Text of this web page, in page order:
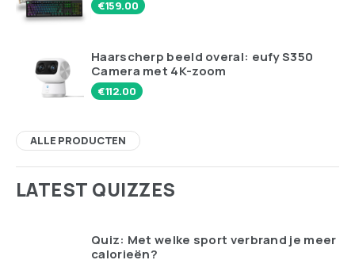
€159.00
Haarscherp beeld overal: eufy S350
Camera met 4K-zoom
€112.00
ALLE PRODUCTEN
LATEST QUIZZES
Quiz: Met welke sport verbrand je meer
calorieën?